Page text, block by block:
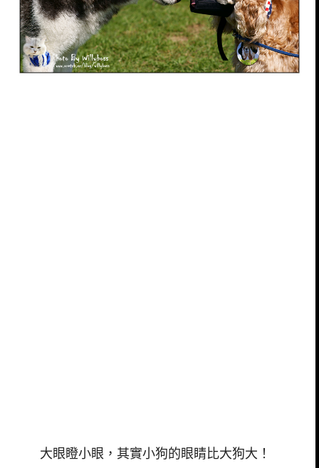
大眼瞪小眼，其實小狗的眼睛比大狗大！